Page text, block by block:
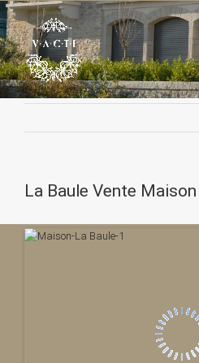
Passer
au
contenu
La Baule Vente